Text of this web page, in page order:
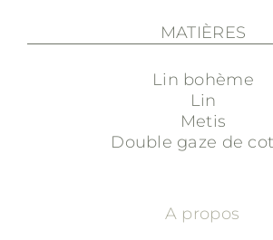
MATIÈRES
Lin bohème
Lin
Metis
Double gaze de
A propos